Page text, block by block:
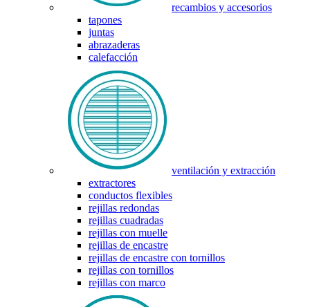
recambios y accesorios
tapones
juntas
abrazaderas
calefacción
ventilación y extracción
extractores
conductos flexibles
rejillas redondas
rejillas cuadradas
rejillas con muelle
rejillas de encastre
rejillas de encastre con tornillos
rejillas con tornillos
rejillas con marco